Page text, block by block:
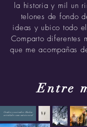
la historia y mil un
telones de fondo
ideas y ubico todo
Comparto diferentes
que me acompañas
Entre
Octubre y noviembre. Muchas
actividades como músico rural